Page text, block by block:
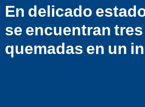
En delicado
se encuentran
quemadas en un